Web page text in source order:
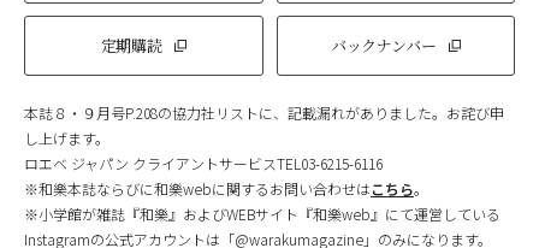
定期購読 バックナンバー
本誌８・９月号P.208の協力社リストに、記載漏れがありました。お詫び申
し上げます。
ロエベ ジャパン クライアントサービスTEL03-6215-6116
※和樂本誌ならびに和樂webに関するお問い合わせはこちら。
※小学館が雑誌『和樂』およびWEBサイト『和樂web』にて運営している
Instagramの公式アカウントは「@warakumagazine」のみになります。